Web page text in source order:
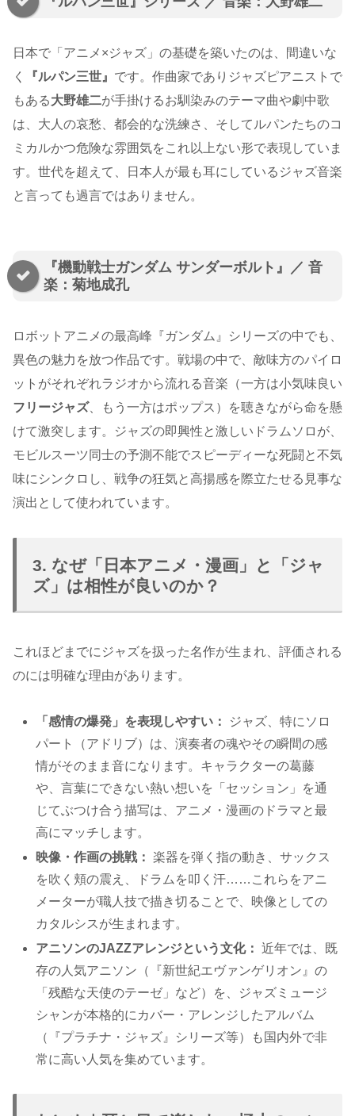
日本で「アニメ×ジャズ」の基礎を築いたのは、間違いな
く
『ルパン三世』 です。作曲家でありジャズピアニストで
もある大野雄二が手掛けるお馴染みのテーマ曲や劇中歌
は、大人の哀愁、都会的な洗練さ、そしてルパンたちのコ
ミカルかつ危険な雰囲気をこれ以上ない形で表現していま
す。世代を超えて、日本人が最も耳にしているジャズ音楽
と言っても過言ではありません。
『機動戦士ガンダム サンダーボルト』／ 音
楽：菊地成孔
ロボットアニメの最高峰『ガンダム』シリーズの中でも、
異色の魅力を放つ作品です。戦場の中で、敵味方のパイロ
ットがそれぞれラジオから流れる音楽（一方は小気味良い
フリージャズ、もう一方はポップス）を聴きながら命を懸
けて激突します。ジャズの即興性と激しいドラムソロが、
モビルスーツ同士の予測不能でスピーディーな死闘と不気
味にシンクロし、戦争の狂気と高揚感を際立たせる見事な
演出として使われています。
3. なぜ「日本アニメ・漫画」と「ジャ
ズ」は相性が良いのか？
これほどまでにジャズを扱った名作が生まれ、評価される
のには明確な理由があります。
「感情の爆発」を表現しやすい：
ジャズ、特にソロ
パート（アドリブ）は、演奏者の魂やその瞬間の感
情がそのまま音になります。キャラクターの葛藤
や、言葉にできない熱い想いを「セッション」を通
じてぶつけ合う描写は、アニメ・漫画のドラマと最
高にマッチします。
映像・作画の挑戦： 楽器を弾く指の動き、サックス
を吹く頬の震え、ドラムを叩く汗……これらをアニ
メーターが職人技で描き切ることで、映像としての
カタルシスが生まれます。
アニソンのJAZZアレンジという文化： 近年では、既
存の人気アニソン（『新世紀エヴァンゲリオン』の
「残酷な天使のテーゼ」など）を、ジャズミュージ
シャンが本格的にカバー・アレンジしたアルバム
（『プラチナ・ジャズ』シリーズ等）も国内外で非
常に高い人気を集めています。